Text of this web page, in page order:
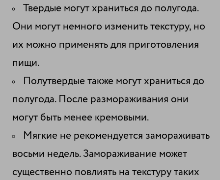
Твердые могут храниться до полугода.
Они могут немного изменить текстуру, но
их можно применять для приготовления
пищи.
Полутвердые также могут храниться до
полугода. После размораживания они
могут быть менее кремовыми.
Мягкие не рекомендуется замораживать
восьми недель. Замораживание может
существенно повлиять на текстуру таких